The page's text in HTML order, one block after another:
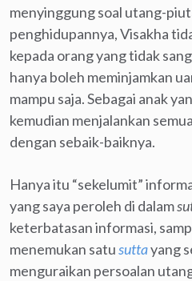
menyinggung soal utang-
penghidupannya, Visakha
kepada orang yang tidak
hanya boleh meminjamkan
mampu saja. Sebagai anak
kemudian menjalankan
dengan sebaik-baiknya.
Hanya itu “sekelumit”
yang saya peroleh di dalam
keterbatasan informasi,
menemukan satusuttayang
menguraikan persoalan